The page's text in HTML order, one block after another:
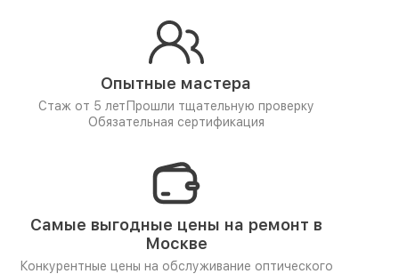
Опытные мастера
Стаж от 5 лет Прошли тщательную проверку
Обязательная сертификация
Самые выгодные цены на ремонт в
Москве
Конкурентные цены на обслуживание оптического